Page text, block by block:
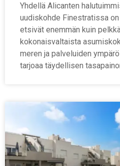
Yhdellä Alicanten
uudiskohde Finestratissa
etsivät enemmän kuin
kokonaisvaltaista
meren ja palveluiden
tarjoaa täydellisen